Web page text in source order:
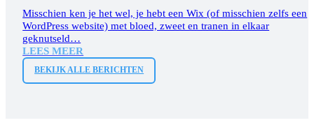
Misschien ken je het wel, je hebt een Wix (of misschien zelfs een
WordPress website) met bloed, zweet en tranen in elkaar
geknutseld…
LEES MEER
BEKIJK ALLE BERICHTEN